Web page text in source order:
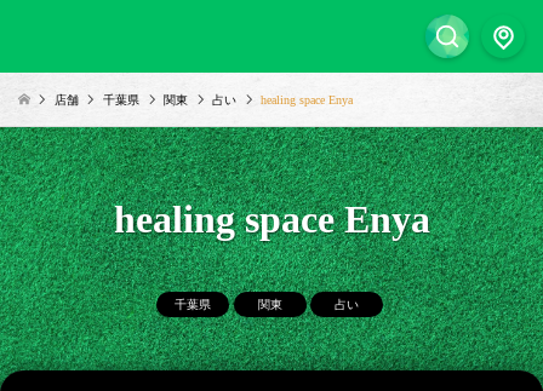
店舗 千葉県 関東 占い healing space Enya
healing space Enya
千葉県 関東 占い